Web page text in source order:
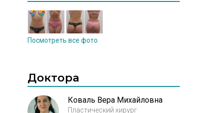
Посмотреть все фото
Доктора
Коваль Вера Михайловна
Пластический хирург